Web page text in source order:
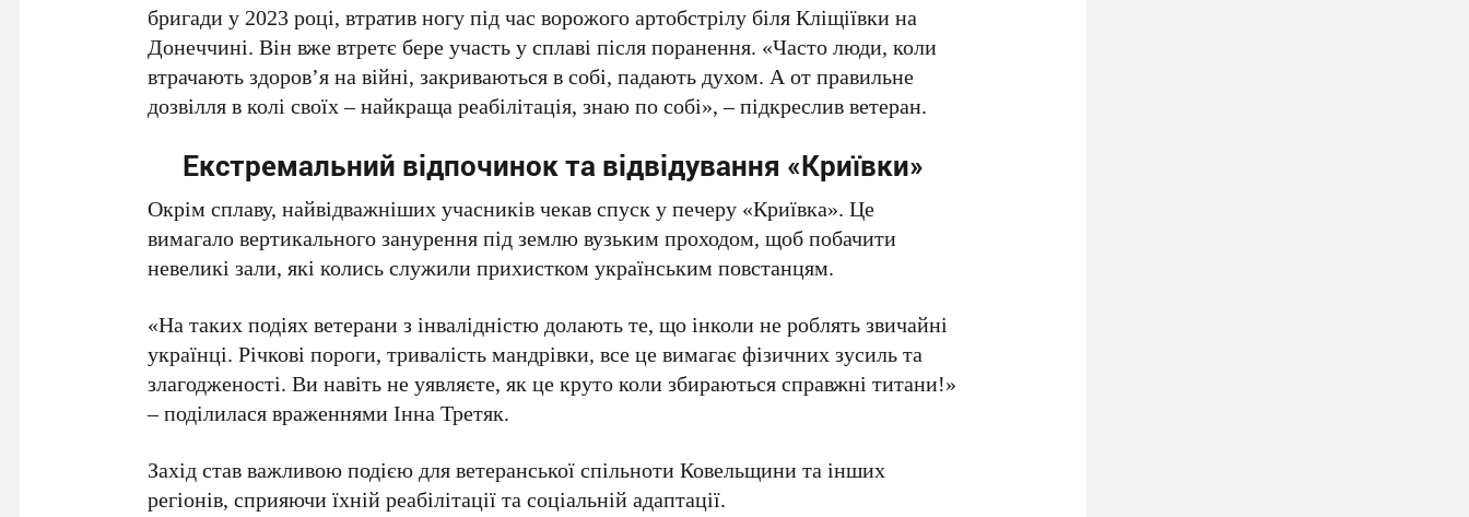
бригади у 2023 році, втратив ногу під час ворожого артобстрілу біля Кліщіївки на
Донеччині. Він вже втретє бере участь у сплаві після поранення. «Часто люди, коли
втрачають здоров’я на війні, закриваються в собі, падають духом. А от правильне
дозвілля в колі своїх – найкраща реабілітація, знаю по собі», – підкреслив ветеран.
Екстремальний відпочинок та відвідування «Криївки»
Окрім сплаву, найвідважніших учасників чекав спуск у печеру «Криївка». Це
вимагало вертикального занурення під землю вузьким проходом, щоб побачити
невеликі зали, які колись служили прихистком українським повстанцям.
«На таких подіях ветерани з інвалідністю долають те, що інколи не роблять звичайні
українці. Річкові пороги, тривалість мандрівки, все це вимагає фізичних зусиль та
злагодженості. Ви навіть не уявляєте, як це круто коли збираються справжні титани!»
– поділилася враженнями Інна Третяк.
Захід став важливою подією для ветеранської спільноти Ковельщини та інших
регіонів, сприяючи їхній реабілітації та соціальній адаптації.